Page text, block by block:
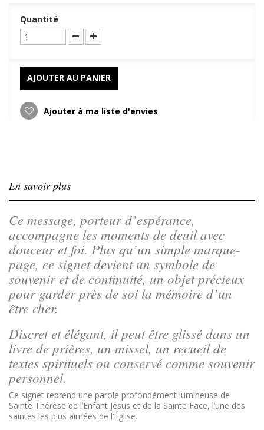
Quantité
AJOUTER AU PANIER
Ajouter à ma liste d'envies
En savoir plus
Ce message, porteur d’espérance,
accompagne les moments de deuil avec
douceur et foi. Plus qu’un simple marque-
page, ce signet devient un symbole de
souvenir et de continuité, un objet précieux
pour garder près de soi la mémoire d’un
être cher.
Discret et élégant, il peut être glissé dans un
livre de prières, un missel, un recueil de
textes spirituels ou conservé comme souvenir
personnel.
Ce signet reprend une parole profondément lumineuse de
Sainte Thérèse de l’Enfant Jésus et de la Sainte Face, l’une des
saintes les plus aimées de l’Église.